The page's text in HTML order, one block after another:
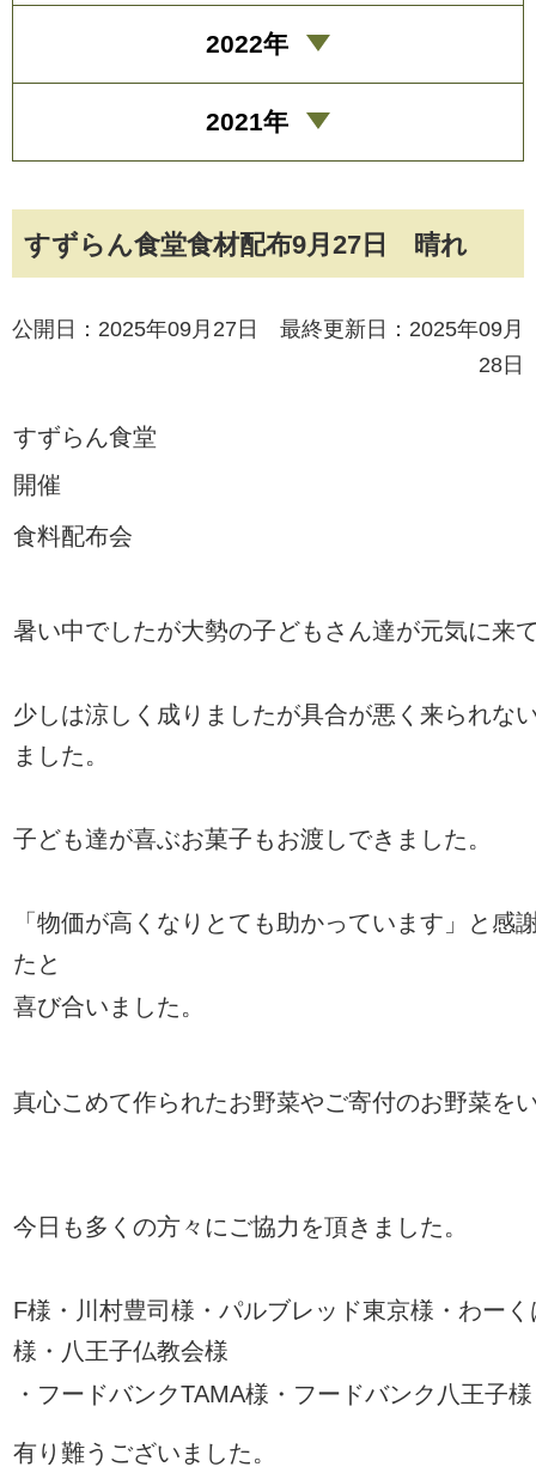
すずらん食堂食材配布9月27日 晴れ
公開日：2025年09月27日 最終更新日：2025年09月
28日
すずらん食堂
開催
食料配布会
暑い中でしたが大勢の子どもさん達が元気に来
少しは涼しく成りましたが具合が悪く来られな
ました。
子ども達が喜ぶお菓子もお渡しできました。
「物価が高くなりとても助かっています」と
たと
喜び合いました。
真心こめて作られたお野菜やご寄付のお野菜を
今日も多くの方々にご協力を頂きました。
F様・川村豊司様・パルブレッド東京様・わー
様・八王子仏教会様
・フードバンクTAMA様・フードバンク八王子
有り難うございました。
2022年
2021年